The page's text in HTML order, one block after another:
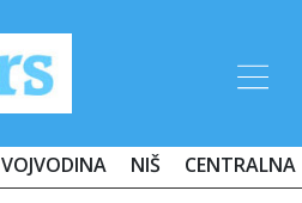
VOJVODINA NIŠ CENTRALNA